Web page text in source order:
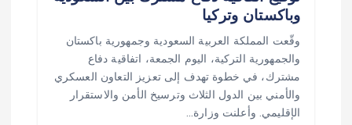
وباكستان وتركيا
وقّعت المملكة العربية السعودية وجمهورية باكستان
والجمهورية التركية، اليوم الجمعة، اتفاقية دفاع
مشترك، في خطوة تهدف إلى تعزيز التعاون العسكري
والأمني بين الدول الثلاث وترسيخ الأمن والاستقرار
الإقليمي. وأعلنت وزارة…